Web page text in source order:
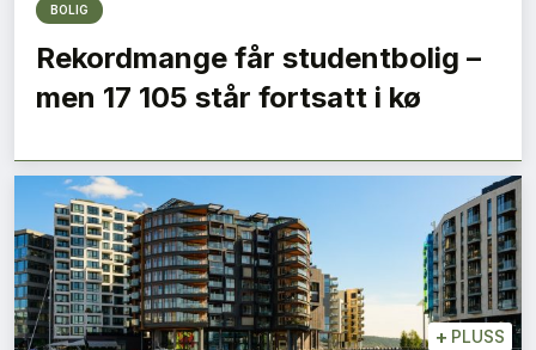
BOLIG
Rekordmange får studentbolig –
men 17 105 står fortsatt i kø
+ PLUSS